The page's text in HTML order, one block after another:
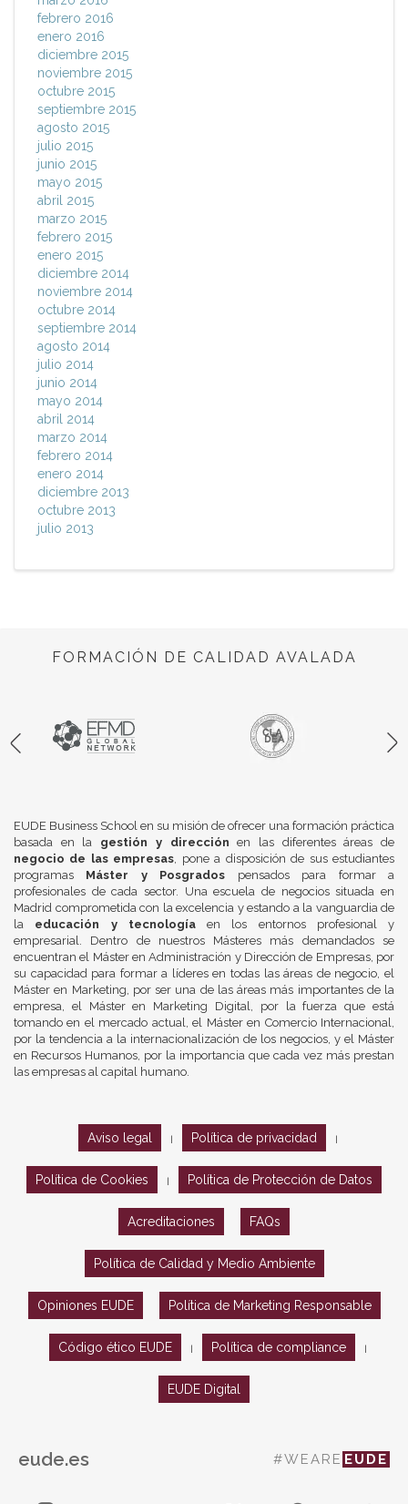
febrero 2016
enero 2016
diciembre 2015
noviembre 2015
octubre 2015
septiembre 2015
agosto 2015
julio 2015
junio 2015
mayo 2015
abril 2015
marzo 2015
febrero 2015
enero 2015
diciembre 2014
noviembre 2014
octubre 2014
septiembre 2014
agosto 2014
julio 2014
junio 2014
mayo 2014
abril 2014
marzo 2014
febrero 2014
enero 2014
diciembre 2013
octubre 2013
julio 2013
FORMACIÓN DE CALIDAD AVALADA
EUDE Business School en su misión de ofrecer una formación práctica
basada en la gestión y dirección en las diferentes áreas de
negocio de las empresas, pone a disposición de sus estudiantes
programas Máster y Posgrados pensados para formar a
profesionales de cada sector. Una escuela de negocios situada en
Madrid comprometida con la excelencia y estando a la vanguardia de
la educación y tecnologíaen los entornos profesional y
empresarial. Dentro de nuestros Másteres más demandados se
encuentran el Máster en Administración y Dirección de Empresas, por
su capacidad para formar a líderes en todas las áreas de negocio, el
Máster en Marketing, por ser una de las áreas más importantes de la
empresa, el Máster en Marketing Digital, por la fuerza que está
tomando en el mercado actual, el Máster en Comercio Internacional,
por la tendencia a la internacionalización de los negocios, y el Máster
en Recursos Humanos, por la importancia que cada vez más prestan
las empresas al capital humano.
Aviso legal Política de privacidad
Política de Cookies Política de Protección de Datos
Acreditaciones FAQs
Política de Calidad y Medio Ambiente
Opiniones EUDE Política de Marketing Responsable
Código ético EUDE Política de compliance
EUDE Digital
eude.es #WEARE EUDE